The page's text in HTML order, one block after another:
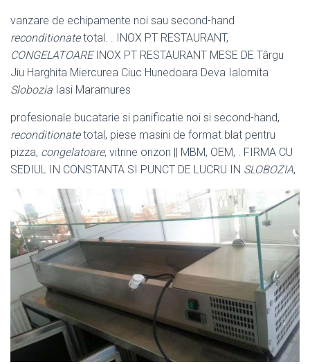
vanzare de echipamente noi sau second-hand
reconditionatetotal. . INOX PT RESTAURANT,
CONGELATOAREINOX PT RESTAURANT MESE DE Târgu
Jiu Harghita Miercurea Ciuc Hunedoara Deva Ialomita
Slobozia Iasi Maramures
profesionale bucatarie si panificatie noi si second-hand,
reconditionatetotal, piese masini de format blat pentru
pizza, congelatoare, vitrine orizon || MBM, OEM, . FIRMA CU
SEDIUL IN CONSTANTA SI PUNCT DE LUCRU IN SLOBOZIA,